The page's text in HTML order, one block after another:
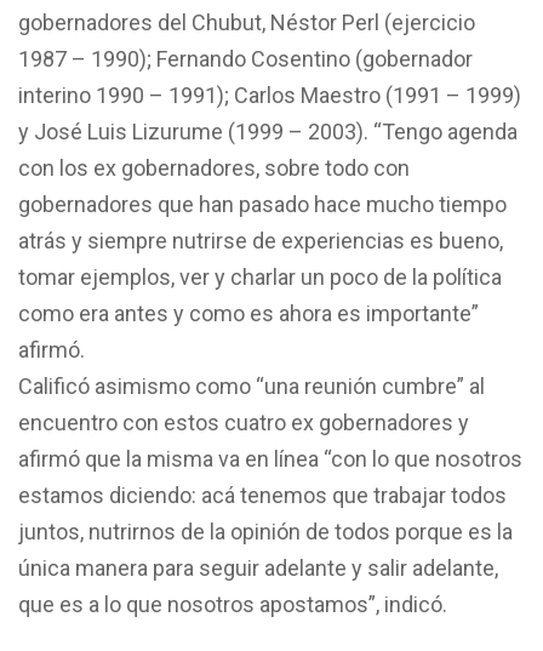
gobernadores del Chubut, Néstor Perl (ejercicio
1987 – 1990); Fernando Cosentino (gobernador
interino 1990 – 1991); Carlos Maestro (1991 – 1999)
y José Luis Lizurume (1999 – 2003). “Tengo agenda
con los ex gobernadores, sobre todo con
gobernadores que han pasado hace mucho tiempo
atrás y siempre nutrirse de experiencias es bueno,
tomar ejemplos, ver y charlar un poco de la política
como era antes y como es ahora es importante”
afirmó.
Calificó asimismo como “una reunión cumbre” al
encuentro con estos cuatro ex gobernadores y
afirmó que la misma va en línea “con lo que nosotros
estamos diciendo: acá tenemos que trabajar todos
juntos, nutrirnos de la opinión de todos porque es la
única manera para seguir adelante y salir adelante,
que es a lo que nosotros apostamos”, indicó.